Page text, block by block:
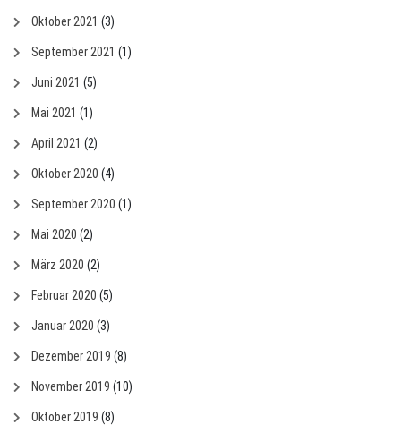
Oktober 2021 (3)
September 2021 (1)
Juni 2021 (5)
Mai 2021 (1)
April 2021 (2)
Oktober 2020 (4)
September 2020 (1)
Mai 2020 (2)
März 2020 (2)
Februar 2020 (5)
Januar 2020 (3)
Dezember 2019 (8)
November 2019 (10)
Oktober 2019 (8)